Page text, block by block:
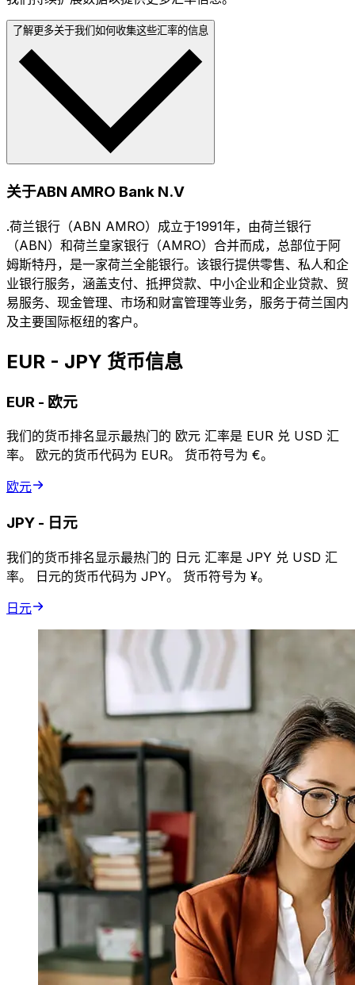
了解更多关于我们如何收集这些汇率的信息
关于ABN AMRO Bank N.V
.荷兰银行（ABN AMRO）成立于1991年，由荷兰银行
（ABN）和荷兰皇家银行（AMRO）合并而成，总部位于阿
姆斯特丹，是一家荷兰全能银行。该银行提供零售、私人和企
业银行服务，涵盖支付、抵押贷款、中小企业和企业贷款、贸
易服务、现金管理、市场和财富管理等业务，服务于荷兰国内
及主要国际枢纽的客户。
EUR - JPY 货币信息
EUR - 欧元
我们的货币排名显示最热门的 欧元 汇率是 EUR 兑 USD 汇
率。 欧元的货币代码为 EUR。 货币符号为 €。
欧元
JPY - 日元
我们的货币排名显示最热门的 日元 汇率是 JPY 兑 USD 汇
率。 日元的货币代码为 JPY。 货币符号为 ¥。
日元